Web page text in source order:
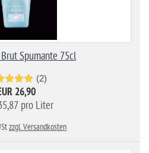
Spumante 75cl
(2)
26,90
pro Liter
zzgl. Versandkosten